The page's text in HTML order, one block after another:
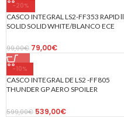
-20%
CASCO INTEGRAL LS2-FF353 RAPID ll
SOLID SOLID WHITE/BLANCO ECE
99,00€ 79,00€
-10%
CASCO INTEGRAL DE LS2 -FF805
THUNDER GP AERO SPOILER
599,00€ 539,00€